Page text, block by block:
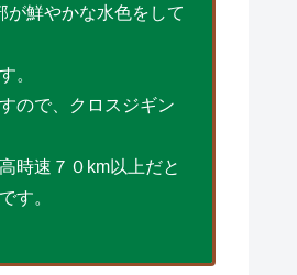
鮮やかな水色をして
。
ので、クロスジギン
時速７０km以上だと
す。